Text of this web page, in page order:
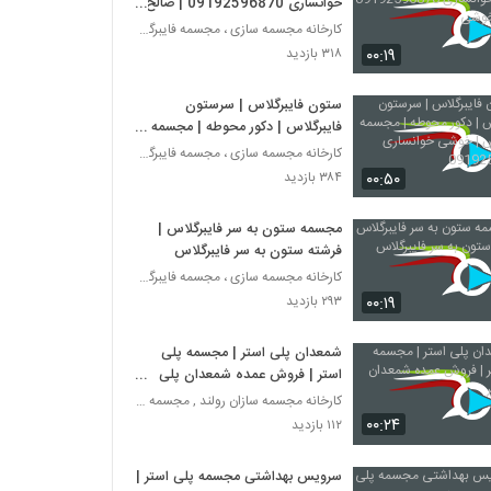
۰۰:۱۹
خوشی
کارخانه مجسمه سازی ، مجسمه فایبرگلاس، مجسمه پلی اس
۳۱۸ بازدید
۰۰:۵۰
ستون فایبرگلاس | سرستون
فایبرگلاس | دکور محوطه | مجسمه
فایبرگلاس | خوشی خوانساری
09192596870
کارخانه مجسمه سازی ، مجسمه فایبرگلاس، مجسمه پلی اس
۳۸۴ بازدید
۰۰:۱۹
مجسمه ستون به سر فایبرگلاس |
فرشته ستون به سر فایبرگلاس
کارخانه مجسمه سازی ، مجسمه فایبرگلاس، مجسمه پلی اس
۲۹۳ بازدید
۰۰:۲۴
شمعدان پلی استر | مجسمه پلی
استر | فروش عمده شمعدان پلی
استر
کارخانه مجسمه سازان رولند , مجسمه فایبرگلاس
۱۱۲ بازدید
سرویس بهداشتی مجسمه پلی استر |